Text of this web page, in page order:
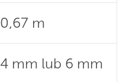
0,67 m
4 mm lub 6 mm